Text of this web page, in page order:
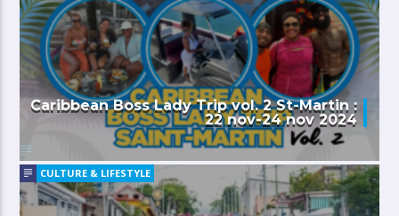
Caribbean Boss Lady Trip vol. 2 St-Martin :
22 nov-24 nov 2024
CULTURE & LIFESTYLE